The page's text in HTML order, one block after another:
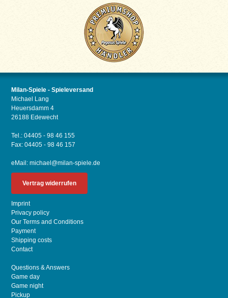
Milan-Spiele - Spieleversand
Michael Lang
Heuersdamm 4
26188 Edewecht
Tel.: 04405 - 98 46 155
Fax: 04405 - 98 46 157
eMail:michael@milan-spiele.de
Vertrag widerrufen
Imprint
Privacy policy
Our Terms and Conditions
Payment
Shipping costs
Contact
Questions & Answers
Game day
Game night
Pickup